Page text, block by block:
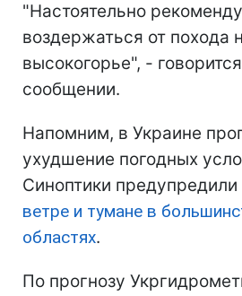
"Настоятельно
воздержаться от похода
высокогорье", -
сообщении.
Напомним, в Украине
ухудшение погодных
Синоптики предупредили
ветре и тумане в
областях.
По прогнозу